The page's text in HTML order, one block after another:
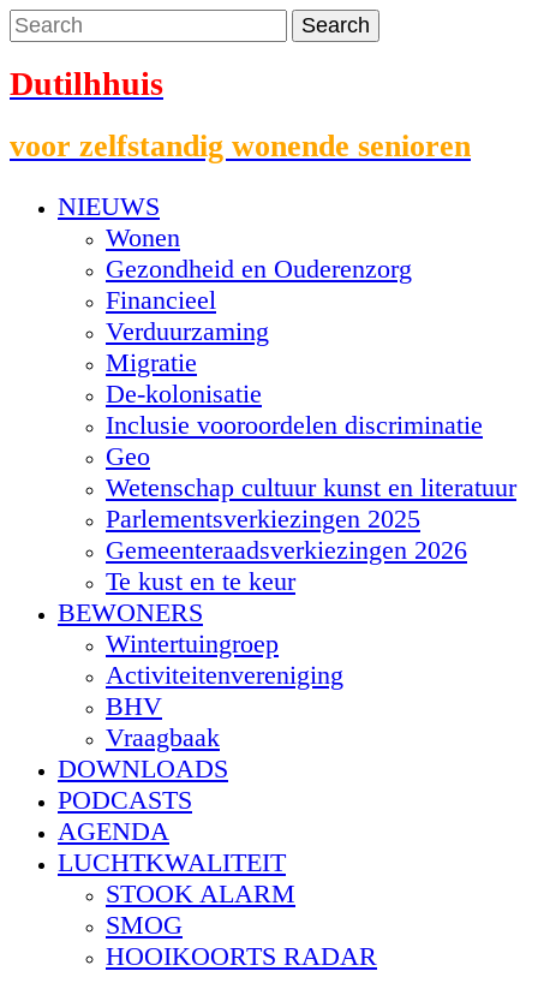
Dutilhhuis
voor zelfstandig wonende senioren
NIEUWS
Wonen
Gezondheid en Ouderenzorg
Financieel
Verduurzaming
Migratie
De-kolonisatie
Inclusie vooroordelen discriminatie
Geo
Wetenschap cultuur kunst en literatuur
Parlementsverkiezingen 2025
Gemeenteraadsverkiezingen 2026
Te kust en te keur
BEWONERS
Wintertuingroep
Activiteitenvereniging
BHV
Vraagbaak
DOWNLOADS
PODCASTS
AGENDA
LUCHTKWALITEIT
STOOK ALARM
SMOG
HOOIKOORTS RADAR